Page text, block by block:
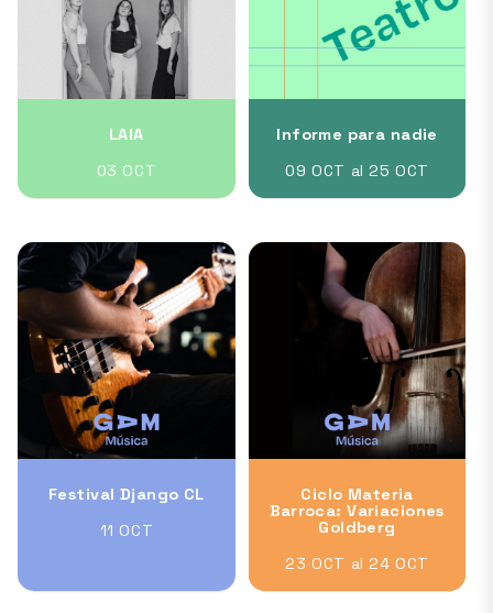
LAIA
03 OCT
Informe para nadie
09 OCT al 25 OCT
Festival Django CL
11 OCT
Ciclo Materia
Barroca: Variaciones
Goldberg
23 OCT al 24 OCT